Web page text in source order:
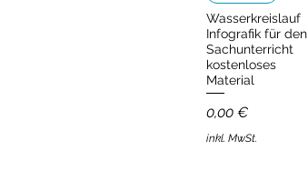
Wasserkreislauf
Infografik für den
Sachunterricht
kostenloses
Material
Preis
0,00 €
inkl. MwSt.